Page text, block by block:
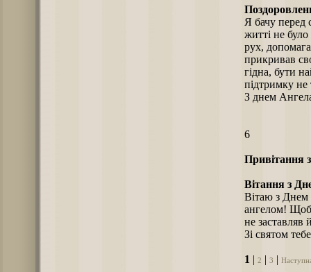
Я бачу
житті не
рух,
прикривав
гідна, бути
підтримку не
З днем
6
Привітання
Вітання з
Вітаю з Днем
ангелом! Щоб
не заставляв
Зі святом
1 2 3